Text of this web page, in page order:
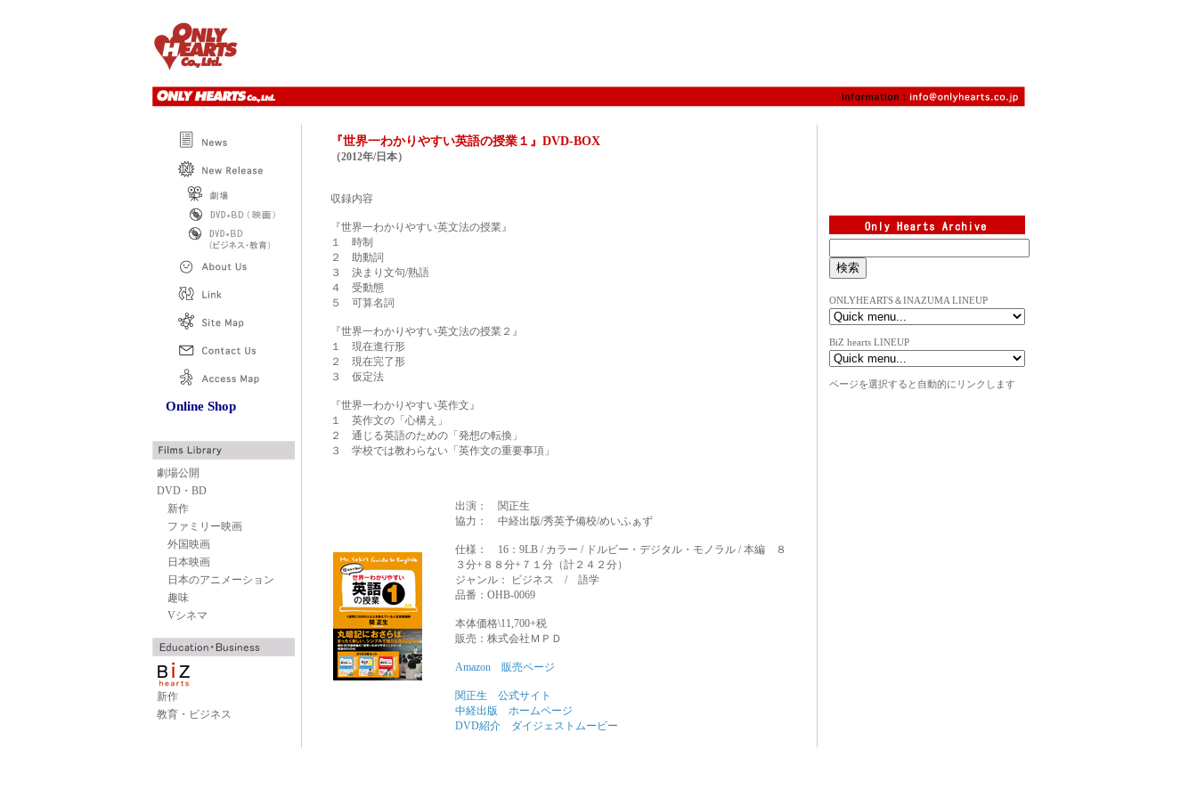
Online Shop
劇場公開
DVD・BD
新作
ファミリー映画
外国映画
日本映画
日本のアニメーション
趣味
Vシネマ
新作
教育・ビジネス
『世界一わかりやすい英語の授業１ 』DVD-BOX
（2012年/日本）
収録内容
『世界一わかりやすい英文法の授業』
１ 時制
２ 助動詞
３ 決まり文句/熟語
４ 受動態
５ 可算名詞
『世界一わかりやすい英文法の授業２』
１ 現在進行形
２ 現在完了形
３ 仮定法
『世界一わかりやすい英作文』
１ 英作文の「心構え」
２ 通じる英語のための「発想の転換」
３ 学校では教わらない「英作文の重要事項」
出演： 関正生
協力： 中経出版/秀英予備校/めいふぁず
仕様： 16：9LB / カラー / ドルビー・デジタル・モノラル / 本編 ８
３分+８８分+７１分（計２４２分）
ジャンル： ビジネス / 語学
品番：OHB-0069
本体価格\11,700+税
販売：株式会社ＭＰＤ
Amazon 販売ページ
関正生 公式サイト
中経出版 ホームページ
DVD紹介 ダイジェストムービー
ONLYHEARTS＆INAZUMA LINEUP
BiZ hearts LINEUP
ページを選択すると自動的にリンクします